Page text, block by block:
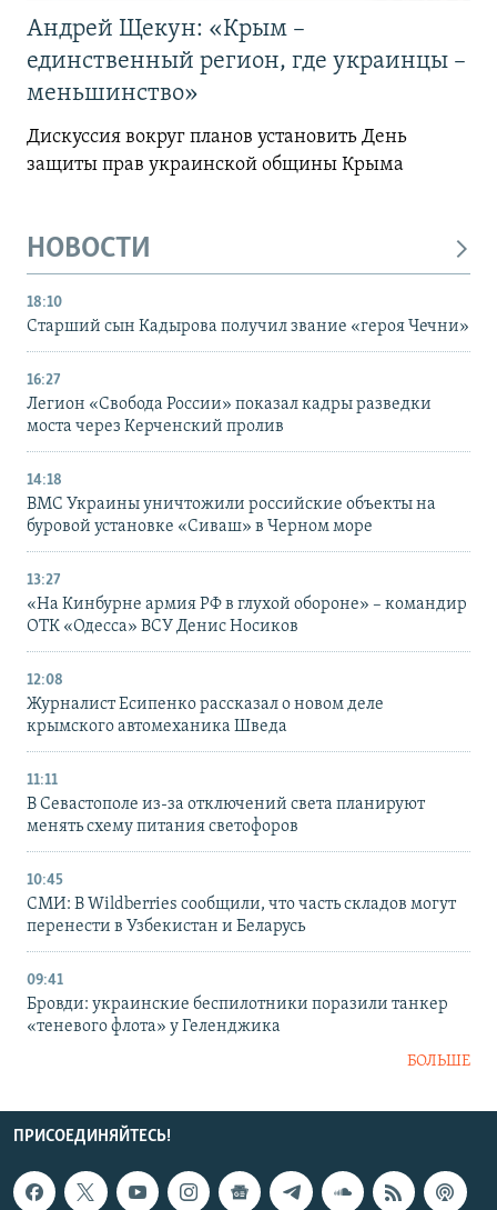
Андрей Щекун: «Крым –
единственный регион, где украинцы –
меньшинство»
Дискуссия вокруг планов установить День
защиты прав украинской общины Крыма
НОВОСТИ
18:10
Старший сын Кадырова получил звание «героя Чечни»
16:27
Легион «Свобода России» показал кадры разведки
моста через Керченский пролив
14:18
ВМС Украины уничтожили российские объекты на
буровой установке «Сиваш» в Черном море
13:27
«На Кинбурне армия РФ в глухой обороне» – командир
ОТК «Одесса» ВСУ Денис Носиков
12:08
Журналист Есипенко рассказал о новом деле
крымского автомеханика Шведа
11:11
В Севастополе из-за отключений света планируют
менять схему питания светофоров
10:45
СМИ: В Wildberries сообщили, что часть складов могут
перенести в Узбекистан и Беларусь
09:41
Бровди: украинские беспилотники поразили танкер
«теневого флота» у Геленджика
БОЛЬШЕ
ПРИСОЕДИНЯЙТЕСЬ!